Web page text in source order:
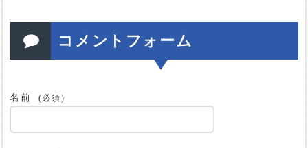
コメントフォーム
名前 (必須)